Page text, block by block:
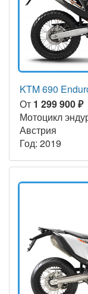
KTM 690
От 1 299 900 ₽
Мотоцикл
Австрия
Год: 2019